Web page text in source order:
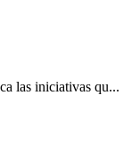
las iniciativas qu...